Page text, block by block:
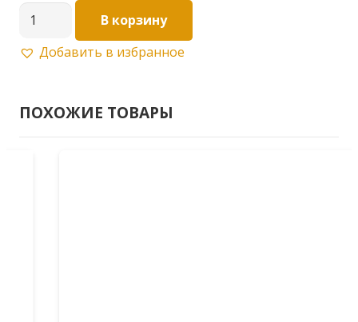
Количество
Ролики
В корзину
Добавить в избранное
ПОХОЖИЕ ТОВАРЫ